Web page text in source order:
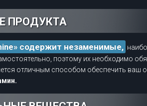
ПРОДУКТА
содержит незаменимые,
поэтому их необходимо
отличным способом обеспечить